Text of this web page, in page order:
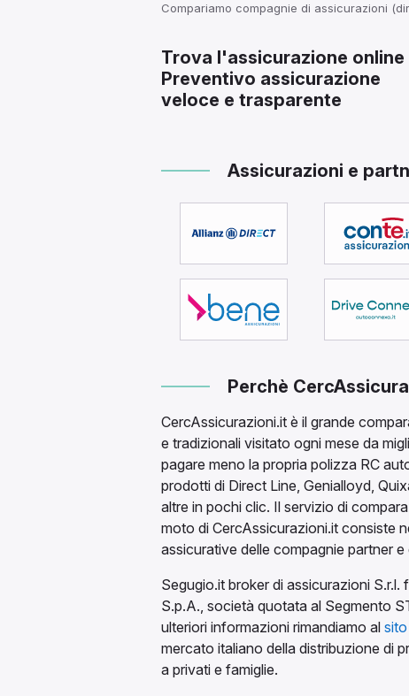
Compariamo compagnie di assicurazioni
Trova l'assicurazione online
Preventivo assicurazione
veloce e trasparente
Assicurazioni e
Perchè
CercAssicurazioni.it è il grande
e tradizionali visitato ogni mese da
pagare meno la propria polizza RC
prodotti di Direct Line, Genialloyd,
altre in pochi clic. Il servizio di
moto di CercAssicurazioni.it consiste
assicurative delle compagnie partner
Segugio.it broker di assicurazioni
S.p.A., società quotata al Segmento
ulteriori informazioni rimandiamo al
mercato italiano della distribuzione di
a privati e famiglie.